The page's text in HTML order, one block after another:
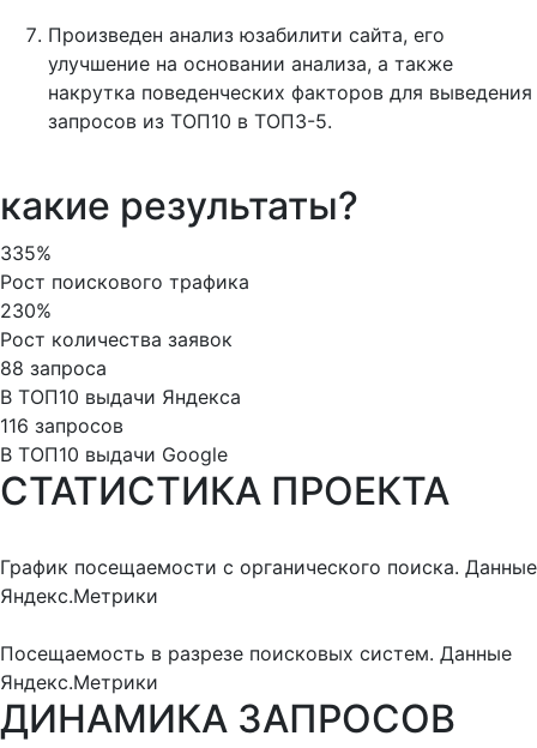
Произведен анализ юзабилити сайта, его
улучшение на основании анализа, а также
накрутка поведенческих факторов для выведения
запросов из ТОП10 в ТОП3-5.
какие результаты?
335%
Рост поискового трафика
230%
Рост количества заявок
88 запроса
В ТОП10 выдачи Яндекса
116 запросов
В ТОП10 выдачи Google
СТАТИСТИКА ПРОЕКТА
График посещаемости с органического поиска. Данные
Яндекс.Метрики
Посещаемость в разрезе поисковых систем. Данные
Яндекс.Метрики
ДИНАМИКА ЗАПРОСОВ